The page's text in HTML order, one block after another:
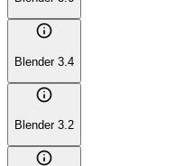
info
Blender 3.4
info
Blender 3.2
info